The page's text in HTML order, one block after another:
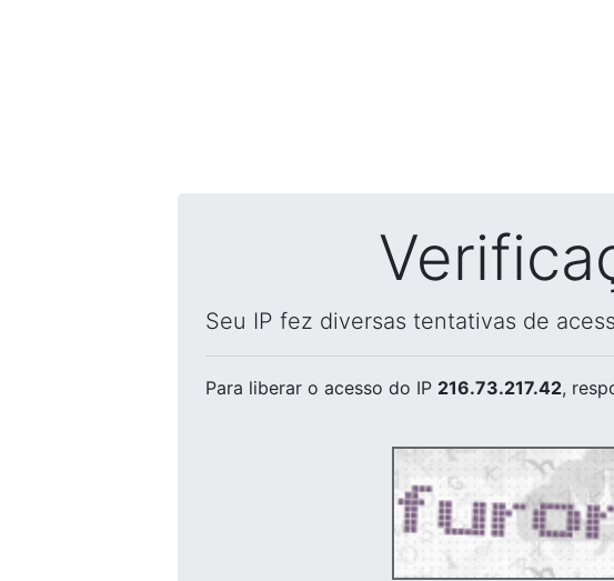
Seu IP fez diversas tentativas de
Para liberar o acesso do IP 216.73.217.42,